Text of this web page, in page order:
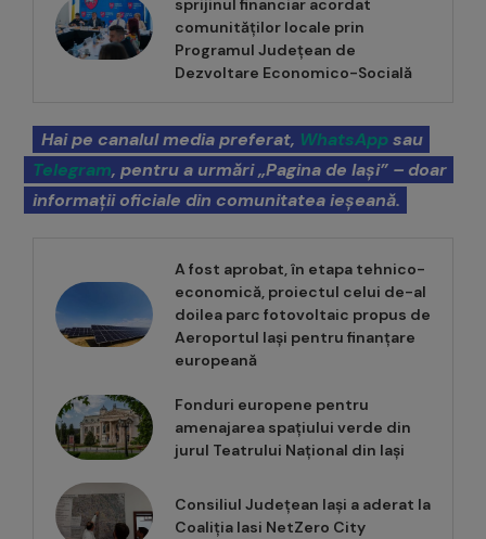
sprijinul financiar acordat
comunităților locale prin
Programul Județean de
Dezvoltare Economico-Socială
Hai pe canalul media preferat, WhatsAppsau
Telegram, pentru a urmări „Pagina de Iași” – doar
informații oficiale din comunitatea ieșeană.
A fost aprobat, în etapa tehnico-
economică, proiectul celui de-al
doilea parc fotovoltaic propus de
Aeroportul Iași pentru finanțare
europeană
Fonduri europene pentru
amenajarea spațiului verde din
jurul Teatrului Național din Iași
Consiliul Județean Iași a aderat la
Coaliția Iasi NetZero City